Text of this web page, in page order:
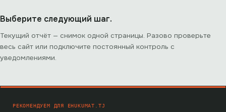
Выберите следующий шаг.
Текущий отчёт — снимок одной страницы. Разово проверьте
весь сайт или подключите постоянный контроль с
уведомлениями.
РЕКОМЕНДУЕМ ДЛЯ EHUKUMAT.TJ